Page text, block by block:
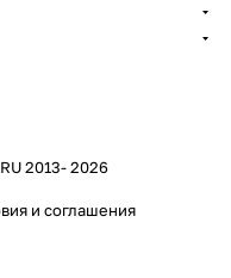
2013- 2026
и соглашения